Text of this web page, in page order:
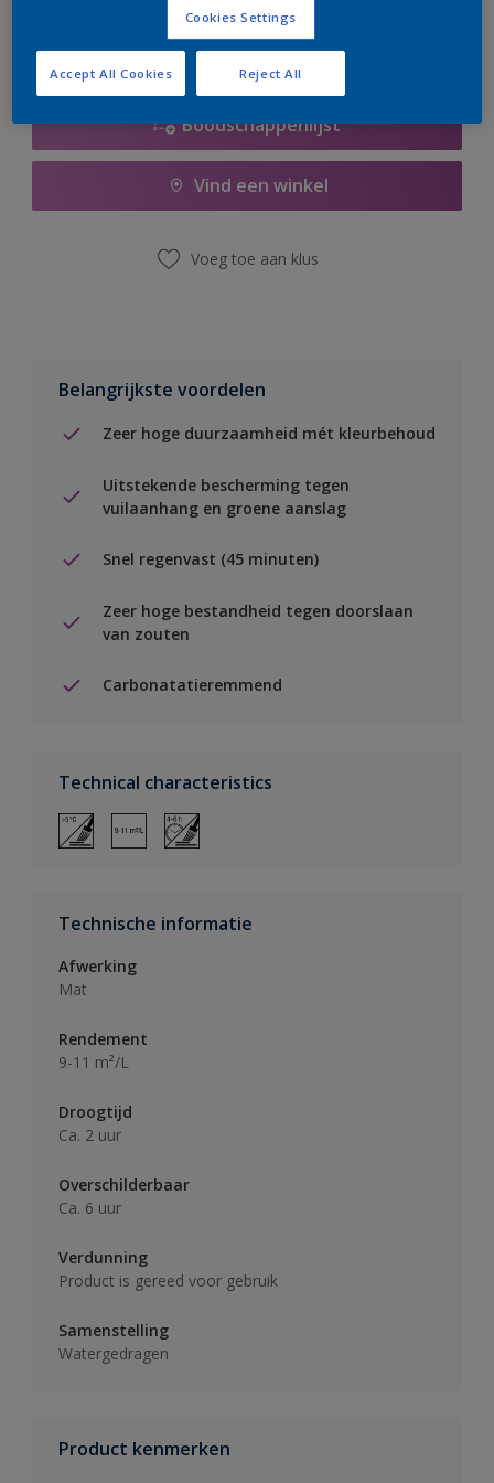
Boodschappenlijst
Vind een winkel
Voeg toe aan klus
Belangrijkste voordelen
Zeer hoge duurzaamheid mét kleurbehoud
Uitstekende bescherming tegen
vuilaanhang en groene aanslag
Snel regenvast (45 minuten)
Zeer hoge bestandheid tegen doorslaan
van zouten
Carbonatatieremmend
Technical characteristics
Technische informatie
Afwerking
Mat
Rendement
9-11 m²/L
Droogtijd
Ca. 2 uur
Overschilderbaar
Ca. 6 uur
Verdunning
Product is gereed voor gebruik
Samenstelling
Watergedragen
Product kenmerken
Cookies Settings
Reject All
Accept All Cookies